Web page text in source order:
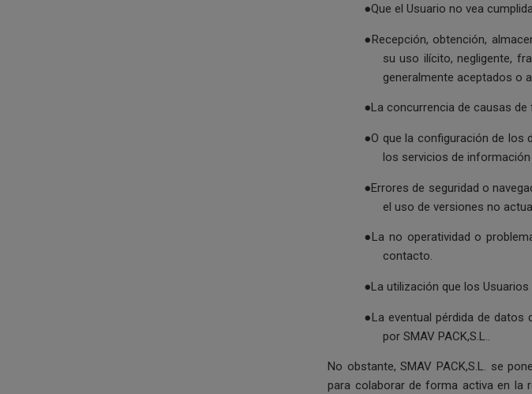
●Que el Usuario no vea
●Recepción, obtención,
su uso ilícito, negligente,
generalmente aceptados o
●La concurrencia de causas de
●O que la configuración de los
los servicios de información
●Errores de seguridad o
el uso de versiones no
●La no operatividad o
contacto.
●La utilización que los
●La eventual pérdida de datos
por SMAV PACK,S.L..
No obstante, SMAV PACK,S.L. se
para colaborar de forma activa en la